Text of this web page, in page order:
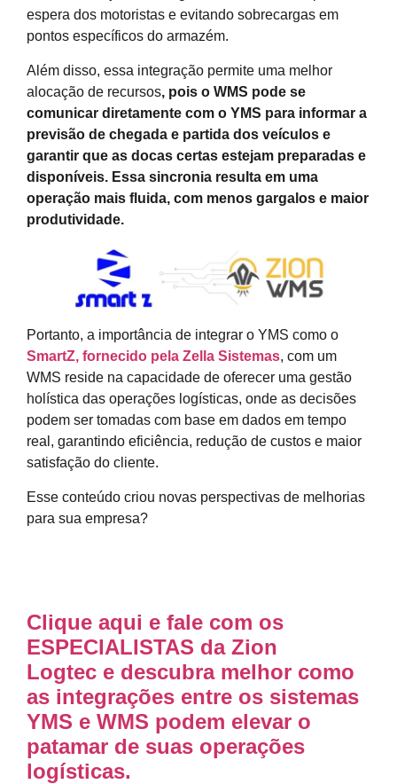
espera dos motoristas e evitando sobrecargas em
pontos específicos do armazém.
Além disso, essa integração permite uma melhor
alocação de recursos, pois o WMS pode se
comunicar diretamente com o YMS para informar a
previsão de chegada e partida dos veículos e
garantir que as docas certas estejam preparadas e
disponíveis. Essa sincronia resulta em uma
operação mais fluida, com menos gargalos e maior
produtividade.
Portanto, a importância de integrar o YMS como o
SmartZ, fornecido pela Zella Sistemas, com um
WMS reside na capacidade de oferecer uma gestão
holística das operações logísticas, onde as decisões
podem ser tomadas com base em dados em tempo
real, garantindo eficiência, redução de custos e maior
satisfação do cliente.
Esse conteúdo criou novas perspectivas de melhorias
para sua empresa?
Clique aqui e fale com os
ESPECIALISTAS da Zion
Logtec e descubra melhor como
as integrações entre os sistemas
YMS e WMS podem elevar o
patamar de suas operações
logísticas.